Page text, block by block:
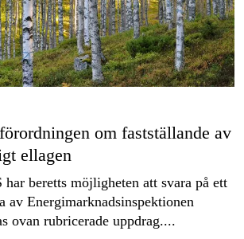
om fastställande av
ellagen
har beretts möjligheten att svara på ett
av Energimarknadsinspektionen
ovan rubricerade uppdrag....